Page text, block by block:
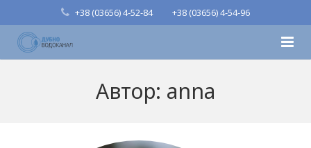
+38 (03656) 4-52-84 +38 (03656) 4-54-96
Автор: anna